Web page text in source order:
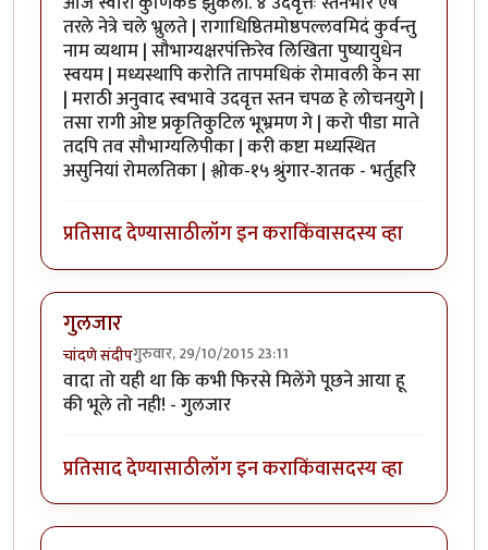
तरले नेत्रे चले भ्रुलते | रागाधिष्ठितमोष्ठपल्लवमिदं कुर्वन्तु
नाम व्यथाम | सौभाग्यक्षरपंक्तिरेव लिखिता पुष्यायुधेन
स्वयम | मध्यस्थापि करोति तापमधिकं रोमावली केन सा
| मराठी अनुवाद स्वभावे उदवृत्त स्तन चपळ हे लोचनयुगे |
तसा रागी ओष्ट प्रकृतिकुटिल भूभ्रमण गे | करो पीडा माते
तदपि तव सौभाग्यलिपीका | करी कष्टा मध्यस्थित
असुनियां रोमलतिका | श्लोक-१५ श्रुंगार-शतक - भर्तुहरि
प्रतिसाद देण्यासाठीलॉग इन कराकिंवासदस्य व्हा
गुलजार
चांदणे संदीपगुरुवार, 29/10/2015 23:11
वादा तो यही था कि कभी फिरसे मिलेंगे पूछने आया हू
की भूले तो नही! - गुलजार
प्रतिसाद देण्यासाठीलॉग इन कराकिंवासदस्य व्हा